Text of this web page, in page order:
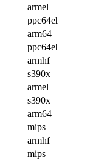
armel
ppc64el
arm64
ppc64el
armhf
s390x
armel
s390x
arm64
mips
armhf
mips